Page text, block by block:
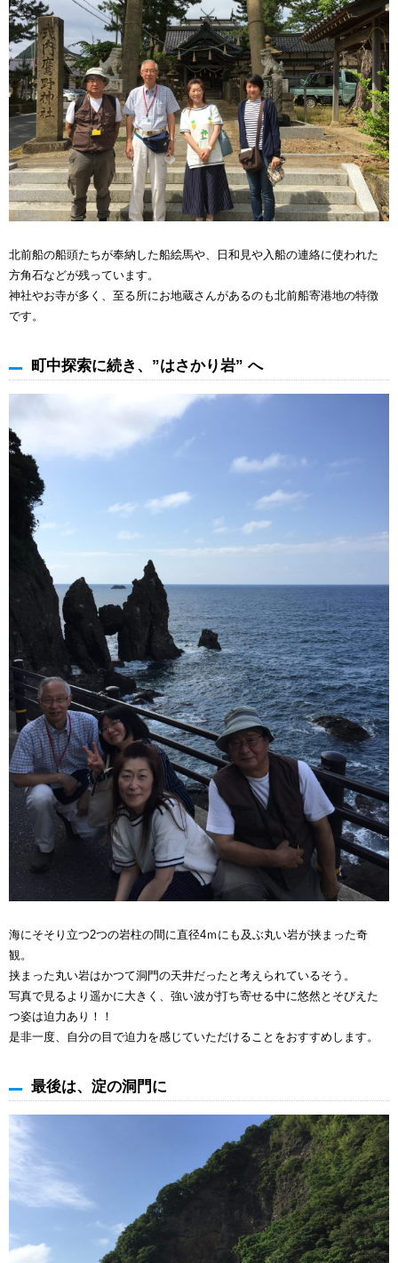
北前船の船頭たちが奉納した船絵馬や、日和見や入船の連絡に使われた
方角石などが残っています。
神社やお寺が多く、至る所にお地蔵さんがあるのも北前船寄港地の特徴
です。
町中探索に続き、”はさかり岩” へ
海にそそり立つ2つの岩柱の間に直径4ｍにも及ぶ丸い岩が挟まった奇
観。
挟まった丸い岩はかつて洞門の天井だったと考えられているそう。
写真で見るより遥かに大きく、強い波が打ち寄せる中に悠然とそびえた
つ姿は迫力あり！！
是非一度、自分の目で迫力を感じていただけることをおすすめします。
最後は、淀の洞門に